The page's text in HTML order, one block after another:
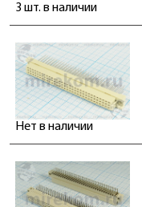
3 шт. в наличии
Нет в наличии